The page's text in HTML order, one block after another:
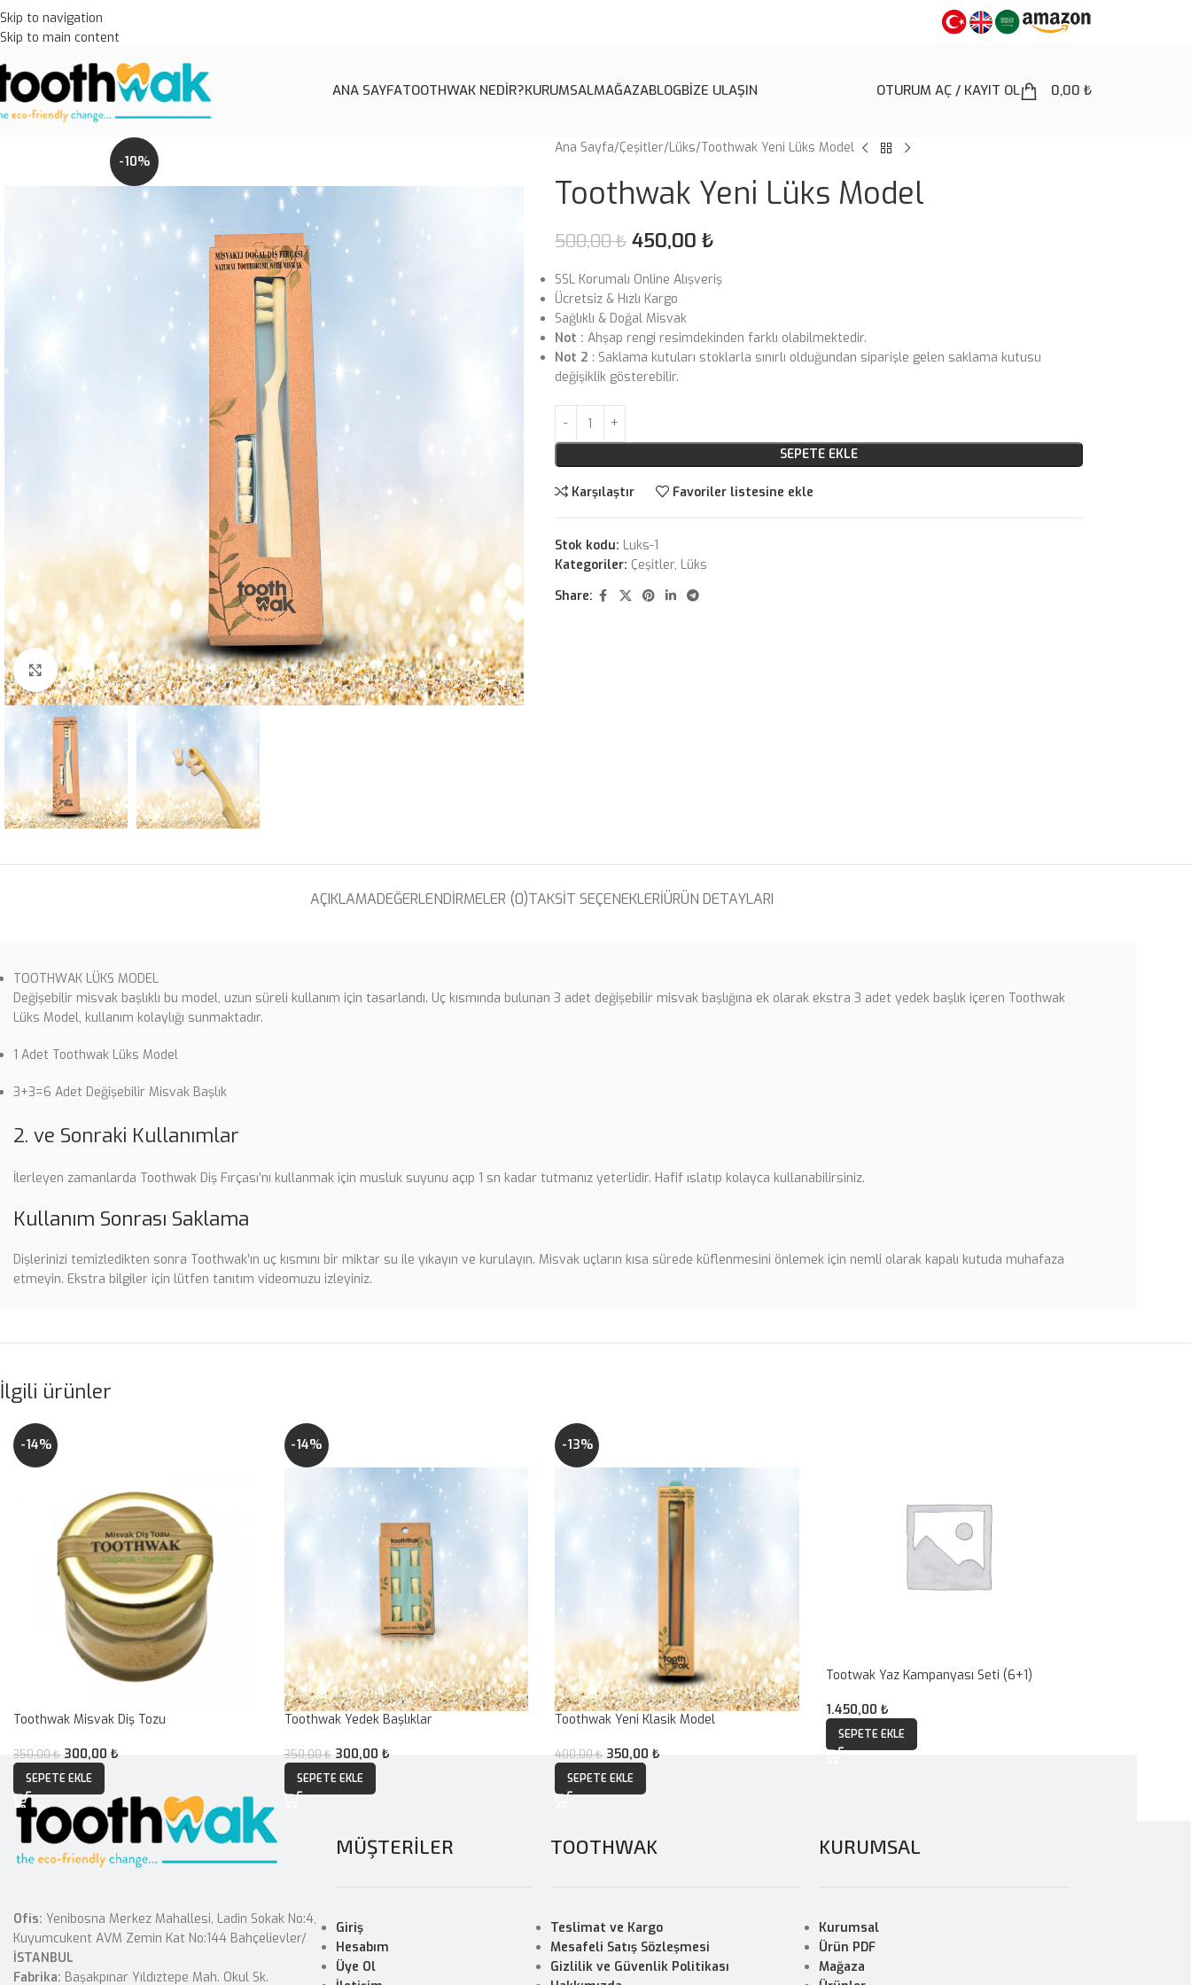
Skip to navigation
Skip to main content
ANA SAYFATOOTHWAK NEDİR?KURUMSALMAĞAZABLOGBİZE ULAŞIN OTURUM AÇ / KAYIT OL 0,00 ₺
-10%
Click to enlarge
Ana Sayfa Çeşitler Lüks Toothwak Yeni Lüks Model
Toothwak Yeni Lüks Model
500,00₺ 450,00 ₺
SSL Korumalı Online Alışveriş
Ücretsiz & Hızlı Kargo
Sağlıklı & Doğal Misvak
Not : Ahşap rengi resimdekinden farklı olabilmektedir.
Not 2 : Saklama kutuları stoklarla sınırlı olduğundan siparişle gelen saklama kutusu
değişiklik gösterebilir.
SEPETE EKLE
Karşılaştır Favoriler listesine ekle
Stok kodu: Luks-1
Kategoriler: Çeşitler, Lüks
Share:
AÇIKLAMADEĞERLENDIRMELER (0)TAKSIT SEÇENEKLERIÜRÜN DETAYLARI
TOOTHWAK LÜKS MODEL
Değişebilir misvak başlıklı bu model, uzun süreli kullanım için tasarlandı. Uç kısmında bulunan 3 adet değişebilir misvak başlığına ek olarak ekstra 3 adet yedek başlık içeren Toothwak
Lüks Model, kullanım kolaylığı sunmaktadır.
1 Adet Toothwak Lüks Model
3+3=6 Adet Değişebilir Misvak Başlık
2. ve Sonraki Kullanımlar
İlerleyen zamanlarda Toothwak Diş Fırçası’nı kullanmak için musluk suyunu açıp 1 sn kadar tutmanız yeterlidir. Hafif ıslatıp kolayca kullanabilirsiniz.
Kullanım Sonrası Saklama
Dişlerinizi temizledikten sonra Toothwak’ın uç kısmını bir miktar su ile yıkayın ve kurulayın. Misvak uçların kısa sürede küflenmesini önlemek için nemli olarak kapalı kutuda muhafaza
etmeyin. Ekstra bilgiler için lütfen tanıtım videomuzu izleyiniz.
İlgili ürünler
-14%
Toothwak Misvak Diş Tozu
350,00₺ 300,00 ₺
SEPETE EKLE
-14%
Toothwak Yedek Başlıklar
350,00₺ 300,00 ₺
SEPETE EKLE
-13%
Toothwak Yeni Klasik Model
400,00₺ 350,00 ₺
SEPETE EKLE
Tootwak Yaz Kampanyası Seti (6+1)
1.450,00 ₺
SEPETE EKLE
Ofis: Yenibosna Merkez Mahallesi, Ladin Sokak No:4,
Kuyumcukent AVM Zemin Kat No:144 Bahçelievler/
İSTANBUL
Fabrika: Başakpınar Yıldıztepe Mah. Okul Sk.
MÜŞTERİLER
Giriş
Hesabım
Üye Ol
TOOTHWAK
Teslimat ve Kargo
Mesafeli Satış Sözleşmesi
Gizlilik ve Güvenlik Politikası
KURUMSAL
Kurumsal
Ürün PDF
Mağaza